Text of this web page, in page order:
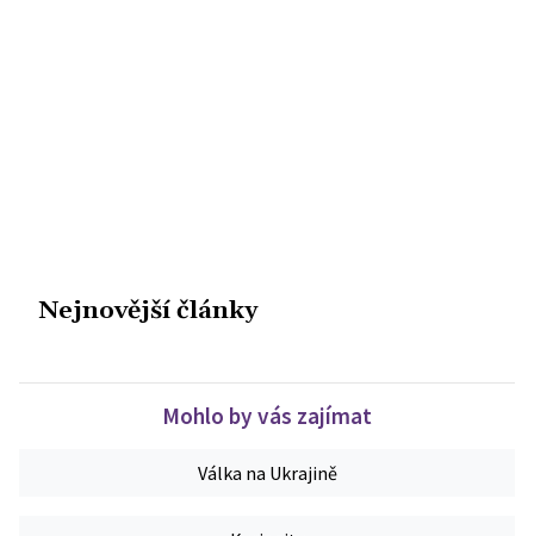
Nejnovější články
Mohlo by vás zajímat
Válka na Ukrajině